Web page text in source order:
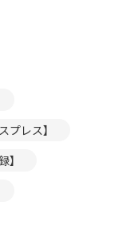
プレス】
】